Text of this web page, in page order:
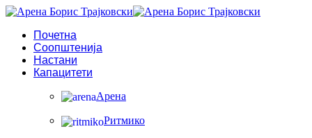
Почетна
Соопштенија
Настани
Капацитети
Арена
Ритмико